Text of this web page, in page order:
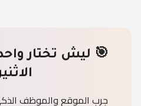
🎯 ليش تختار
جرب الموقع والموظف